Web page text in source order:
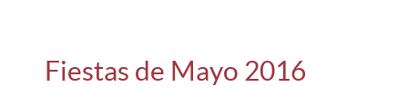
Fiestas de Mayo 2016